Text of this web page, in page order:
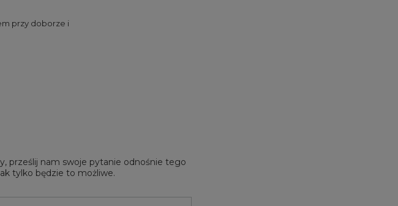
przy doborze i
prześlij nam swoje pytanie odnośnie tego
tylko będzie to możliwe.